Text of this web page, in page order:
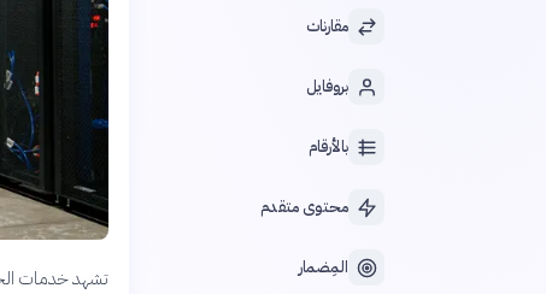
مقارنات
بروفايل
بالأرقام
محتوى متقدم
المِضمار